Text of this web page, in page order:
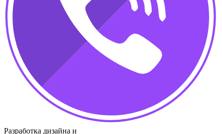
Разработка дизайна и